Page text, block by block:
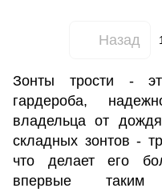
Назад 1
Зонты трости -
гардероба,
владельца от
складных зонтов -
что делает его
впервые таким